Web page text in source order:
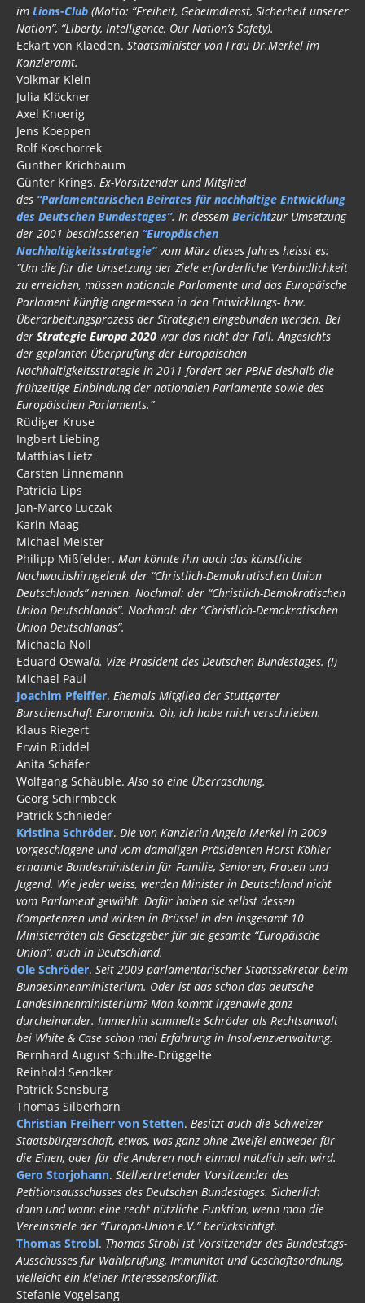
im Lions-Club (Motto: “Freiheit, Geheimdienst, Sicherheit unserer
Nation”, “Liberty, Intelligence, Our Nation’s Safety).
Eckart von Klaeden. Staatsminister von Frau Dr.Merkel im
Kanzleramt.
Volkmar Klein
Julia Klöckner
Axel Knoerig
Jens Koeppen
Rolf Koschorrek
Gunther Krichbaum
Günter Krings. Ex-Vorsitzender und Mitglied
des “Parlamentarischen Beirates für nachhaltige Entwicklung
des Deutschen Bundestages”. In dessem Berichtzur Umsetzung
der 2001 beschlossenen “Europäischen
Nachhaltigkeitsstrategie”vom März dieses Jahres heisst es:
“Um die für die Umsetzung der Ziele erforderliche Verbindlichkeit
zu erreichen, müssen nationale Parlamente und das Europäische
Parlament künftig angemessen in den Entwicklungs- bzw.
Überarbeitungsprozess der Strategien eingebunden werden. Bei
der Strategie Europa 2020 war das nicht der Fall. Angesichts
der geplanten Überprüfung der Europäischen
Nachhaltigkeitsstrategie in 2011 fordert der PBNE deshalb die
frühzeitige Einbindung der nationalen Parlamente sowie des
Europäischen Parlaments.”
Rüdiger Kruse
Ingbert Liebing
Matthias Lietz
Carsten Linnemann
Patricia Lips
Jan-Marco Luczak
Karin Maag
Michael Meister
Philipp Mißfelder. Man könnte ihn auch das künstliche
Nachwuchshirngelenk der “Christlich-Demokratischen Union
Deutschlands” nennen. Nochmal: der “Christlich-Demokratischen
Union Deutschlands”. Nochmal: der “Christlich-Demokratischen
Union Deutschlands”.
Michaela Noll
Eduard Oswald. Vize-Präsident des Deutschen Bundestages. (!)
Michael Paul
Joachim Pfeiffer. Ehemals Mitglied der Stuttgarter
Burschenschaft Euromania. Oh, ich habe mich verschrieben.
Klaus Riegert
Erwin Rüddel
Anita Schäfer
Wolfgang Schäuble.Also so eine Überraschung.
Georg Schirmbeck
Patrick Schnieder
Kristina Schröder. Die von Kanzlerin Angela Merkel in 2009
vorgeschlagene und vom damaligen Präsidenten Horst Köhler
ernannte Bundesministerin für Familie, Senioren, Frauen und
Jugend. Wie jeder weiss, werden Minister in Deutschland nicht
vom Parlament gewählt. Dafür haben sie selbst dessen
Kompetenzen und wirken in Brüssel in den insgesamt 10
Ministerräten als Gesetzgeber für die gesamte “Europäische
Union”, auch in Deutschland.
Ole Schröder. Seit 2009 parlamentarischer Staatssekretär beim
Bundesinnenministerium. Oder ist das schon das deutsche
Landesinnenministerium? Man kommt irgendwie ganz
durcheinander. Immerhin sammelte Schröder als Rechtsanwalt
bei White & Case schon mal Erfahrung in Insolvenzverwaltung.
Bernhard August Schulte-Drüggelte
Reinhold Sendker
Patrick Sensburg
Thomas Silberhorn
Christian Freiherr von Stetten. Besitzt auch die Schweizer
Staatsbürgerschaft, etwas, was ganz ohne Zweifel entweder für
die Einen, oder für die Anderen noch einmal nützlich sein wird.
Gero Storjohann. Stellvertretender Vorsitzender des
Petitionsausschusses des Deutschen Bundestages. Sicherlich
dann und wann eine recht nützliche Funktion, wenn man die
Vereinsziele der “Europa-Union e.V.” berücksichtigt.
Thomas Strobl. Thomas Strobl ist Vorsitzender des Bundestags-
Ausschusses für Wahlprüfung, Immunität und Geschäftsordnung,
vielleicht ein kleiner Interessenskonflikt.
Stefanie Vogelsang